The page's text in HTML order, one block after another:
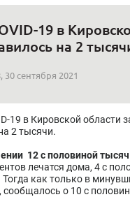
19 в
на 2
30 сентября 2021
19 в Кировской области
2 тысячи.
12 с половиной
лечатся дома, 4 с
как только в
сообщалось о 10 с